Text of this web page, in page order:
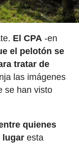
El CPA-en
el pelotón se
tratar de
las imágenes
se han visto
quienes
lugaresta